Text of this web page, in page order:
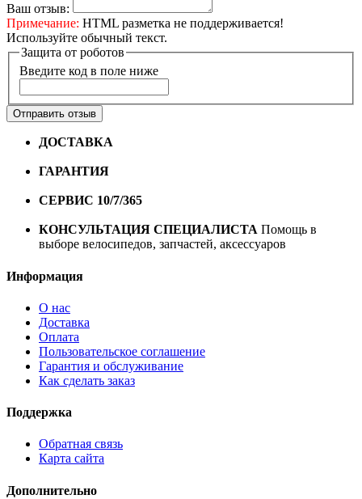
Ваш отзыв:
Примечание: HTML разметка не поддерживается!
Используйте обычный текст.
Защита от роботов
Введите код в поле ниже
Отправить отзыв
ДОСТАВКА
ГАРАНТИЯ
СЕРВИС 10/7/365
КОНСУЛЬТАЦИЯ СПЕЦИАЛИСТА Помощь в
выборе велосипедов, запчастей, аксессуаров
Информация
О нас
Доставка
Оплата
Пользовательское соглашение
Гарантия и обслуживание
Как сделать заказ
Поддержка
Обратная связь
Карта сайта
Дополнительно